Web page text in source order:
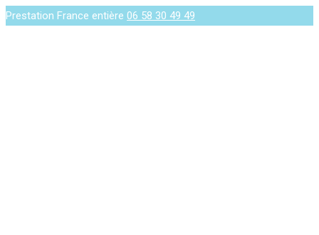
Prestation France entière 06 58 30 49 49